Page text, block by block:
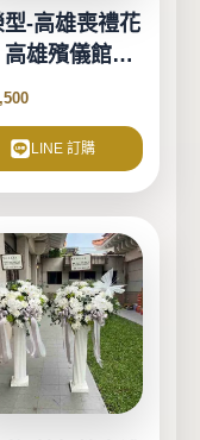
型-高雄喪禮花
雄殯儀館花
LINE 訂購